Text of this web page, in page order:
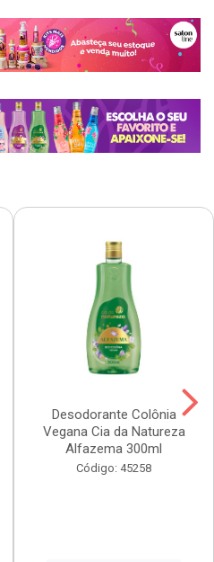
Desodorante Colônia
Vegana Cia da Natureza
Alfazema 300ml
Código: 45258